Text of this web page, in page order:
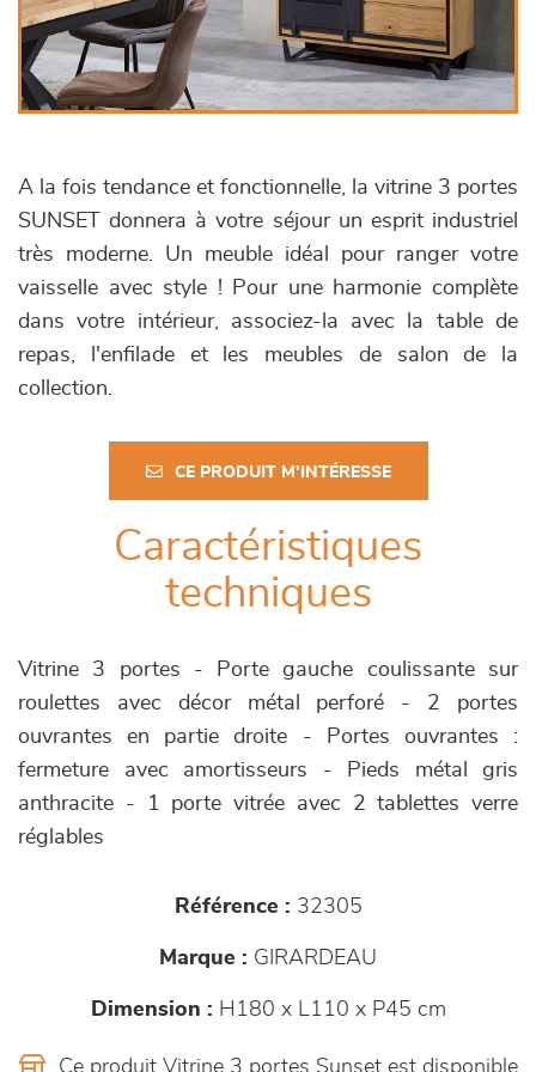
A la fois tendance et fonctionnelle, la vitrine 3 portes
SUNSET donnera à votre séjour un esprit industriel
très moderne. Un meuble idéal pour ranger votre
vaisselle avec style ! Pour une harmonie complète
dans votre intérieur, associez-la avec la table de
repas, l'enfilade et les meubles de salon de la
collection.
CE PRODUIT M'INTÉRESSE
Caractéristiques
techniques
Vitrine 3 portes - Porte gauche coulissante sur
roulettes avec décor métal perforé - 2 portes
ouvrantes en partie droite - Portes ouvrantes :
fermeture avec amortisseurs - Pieds métal gris
anthracite - 1 porte vitrée avec 2 tablettes verre
réglables
Référence : 32305
Marque : GIRARDEAU
Dimension : H180 x L110 x P45 cm
Ce produit Vitrine 3 portes Sunset est disponible